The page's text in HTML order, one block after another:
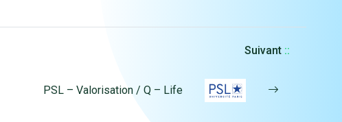
Suivant ::
PSL – Valorisation / Q – Life